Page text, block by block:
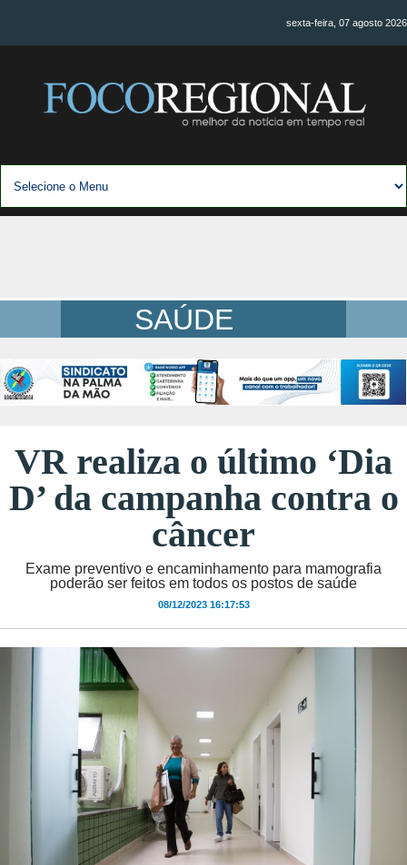
sexta-feira, 07 agosto 2026
SAÚDE
VR realiza o último ‘Dia
D’ da campanha contra o
câncer
Exame preventivo e encaminhamento para mamografia
poderão ser feitos em todos os postos de saúde
08/12/2023 16:17:53